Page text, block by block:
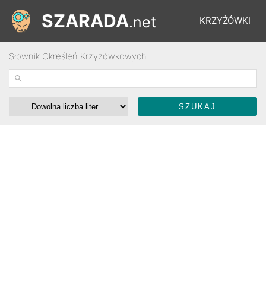
KRZYŻÓWKI
ŁAMIGŁÓWKI
SZARADA.net
Słownik Określeń Krzyżówkowych